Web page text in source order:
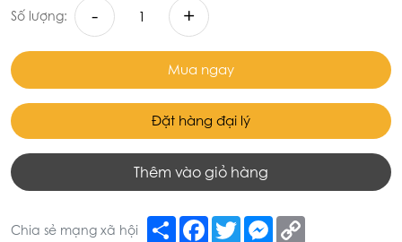
Số lượng: - +
Mua ngay
Đặt hàng đại lý
Thêm vào giỏ hàng
Chia sẻ mạng xã hội Share Facebook
TwitterMessenger